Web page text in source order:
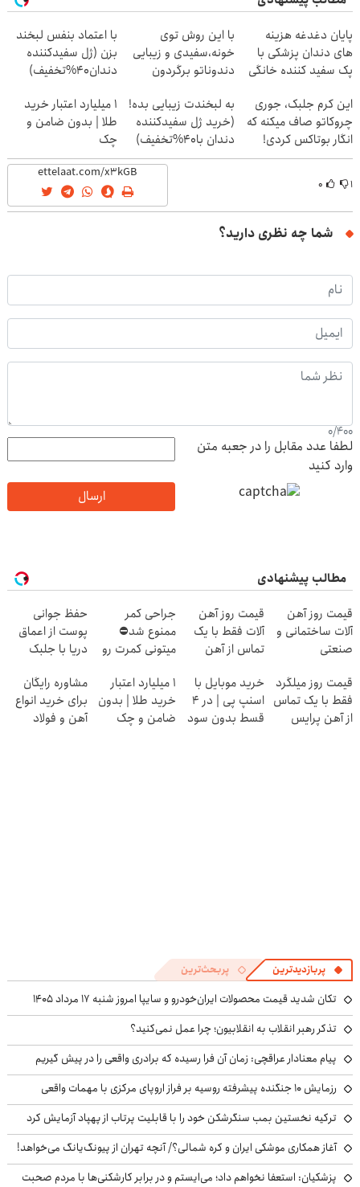
پایان دغدغه هزینه
های دندان پزشکی با
پک سفید کننده خانگی
با این روش توی
خونه،سفیدی و زیبایی
دندوناتو برگردون
با اعتماد بنفس لبخند
بزن (ژل سفیدکننده
دندان40%تخفیف)
این کرم جلبک، جوری
چروکاتو صاف میکنه که
انگار بوتاکس کردی!
(تخفیف ویژه)
به لبخندت زیبایی بده!
(خرید ژل سفیدکننده
دندان با40%تخفیف)
۱ میلیارد اعتبار خرید
طلا | بدون ضامن و
چک
۱ ۰
شما چه نظری دارید؟
0/400
لطفا عدد مقابل را در جعبه متن
وارد کنید
ارسال
مطالب پیشنهادی
قیمت روز آهن
آلات ساختمانی و
صنعتی
قیمت روز آهن
آلات فقط با یک
تماس از آهن
جراحی کمر
ممنوع شد⛔
میتونی کمرت رو
کنی! 👈🏻
پرسش‌نامه
حفظ جوانی
پوست از اعماق
دریا با جلبک
قیمت روز میلگرد
فقط با یک تماس
از آهن پرایس
خرید موبایل با
اسنپ پی | در ۴
قسط بدون سود
۱ میلیارد اعتبار
خرید طلا | بدون
ضامن و چک
مشاوره رایگان
برای خرید انواع
آهن و فولاد
پربازدیدترین پربحث‌ترین
تکان شدید قیمت محصولات ایران‌خودرو و سایپا امروز شنبه ۱۷ مرداد ۱۴۰۵
تذکر رهبر انقلاب به انقلابیون؛ چرا عمل نمی‌کنید؟
پیام معنادار عراقچی: زمان آن فرا رسیده که برادری واقعی را در پیش گیریم
رزمایش ۱۰ جنگنده پیشرفته روسیه بر فراز اروپای مرکزی با مهمات واقعی
ترکیه نخستین بمب سنگرشکن خود را با قابلیت پرتاب از پهپاد آزمایش کرد
آغاز همکاری موشکی ایران و کره شمالی؟/ آنچه تهران از پیونگ‌یانگ می‌خواهد!
پزشکیان: استعفا نخواهم داد؛ می‌ایستم و در برابر کارشکنی‌ها با مردم صحبت